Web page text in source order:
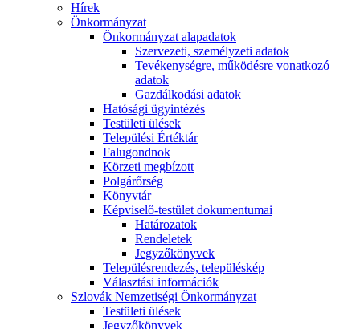
Hírek
Önkormányzat
Önkormányzat alapadatok
Szervezeti, személyzeti adatok
Tevékenységre, működésre vonatkozó
adatok
Gazdálkodási adatok
Hatósági ügyintézés
Testületi ülések
Települési Értéktár
Falugondnok
Körzeti megbízott
Polgárőrség
Könyvtár
Képviselő-testület dokumentumai
Határozatok
Rendeletek
Jegyzőkönyvek
Településrendezés, településkép
Választási információk
Szlovák Nemzetiségi Önkormányzat
Testületi ülések
Jegyzőkönyvek